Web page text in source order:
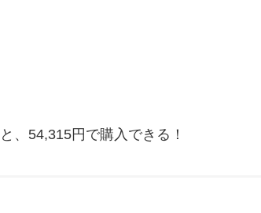
、54,315円で購入できる！